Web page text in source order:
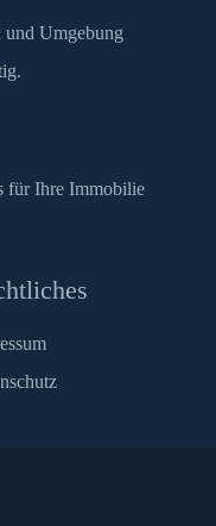
Umgebung
für Ihre Immobilie